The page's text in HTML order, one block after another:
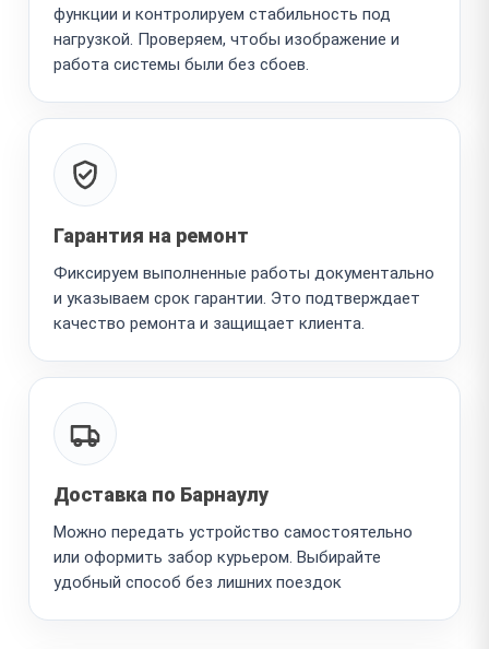
функции и контролируем стабильность под
нагрузкой. Проверяем, чтобы изображение и
работа системы были без сбоев.
Гарантия на ремонт
Фиксируем выполненные работы документально
и указываем срок гарантии. Это подтверждает
качество ремонта и защищает клиента.
Доставка по Барнаулу
Можно передать устройство самостоятельно
или оформить забор курьером. Выбирайте
удобный способ без лишних поездок